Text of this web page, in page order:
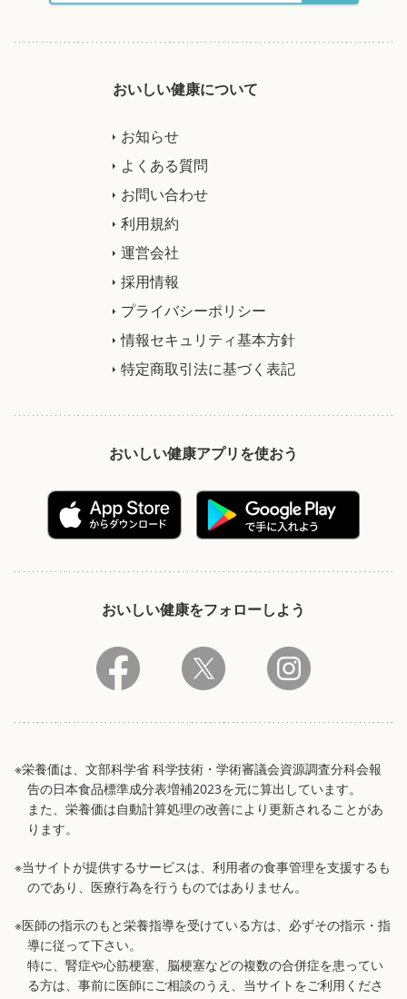
おいしい健康について
お知らせ
よくある質問
お問い合わせ
利用規約
運営会社
採用情報
プライバシーポリシー
情報セキュリティ基本方針
特定商取引法に基づく表記
おいしい健康アプリを使おう
おいしい健康をフォローしよう
※栄養価は、文部科学省 科学技術・学術審議会資源調査分科会報
告の日本食品標準成分表増補2023を元に算出しています。
また、栄養価は自動計算処理の改善により更新されることがあ
ります。
※当サイトが提供するサービスは、利用者の食事管理を支援するも
のであり、医療行為を行うものではありません。
※医師の指示のもと栄養指導を受けている方は、必ずその指示・指
導に従って下さい。
特に、腎症や心筋梗塞、脳梗塞などの複数の合併症を患ってい
る方は、事前に医師にご相談のうえ、当サイトをご利用くださ